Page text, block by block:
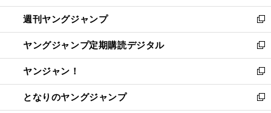
開
く
ウ
で
開
く
ン
ド
ウ
で
開
く
ウ
ィ
ン
ド
ウ
で
開
く
週刊ヤングジャンプ
新
し
い
ウ
ィ
ン
ド
ウ
ヤングジャンプ定期購読デジタル
新
し
い
ウ
ィ
ン
ヤンジャン！
新
し
い
となりのヤングジャンプ
新